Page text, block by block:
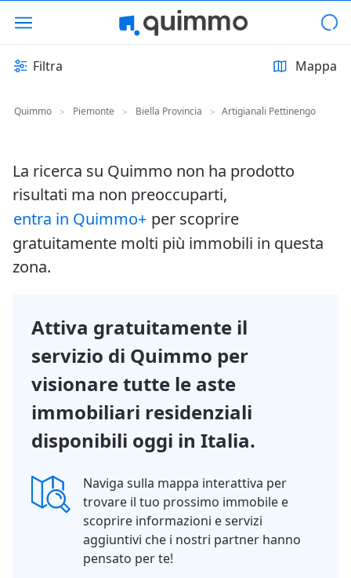
Filtra Mappa
Quimmo > Piemonte > Biella Provincia > Artigianali Pettinengo
La ricerca su Quimmo non ha prodotto
risultati ma non preoccuparti,
entra in Quimmo+ per scoprire
gratuitamente molti più immobili in questa
zona.
Attiva gratuitamente il
servizio di Quimmo per
visionare tutte le aste
immobiliari residenziali
disponibili oggi in Italia.
Naviga sulla mappa interattiva per
trovare il tuo prossimo immobile e
scoprire informazioni e servizi
aggiuntivi che i nostri partner hanno
pensato per te!